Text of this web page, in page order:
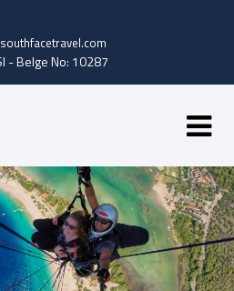
- Belge No: 10287